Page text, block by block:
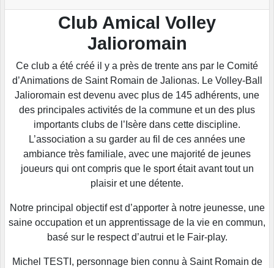
Club Amical Volley
Jalioromain
Ce club a été créé il y a près de trente ans par le Comité
d’Animations de Saint Romain de Jalionas. Le Volley-Ball
Jalioromain est devenu avec plus de 145 adhérents, une
des principales activités de la commune et un des plus
importants clubs de l’Isère dans cette discipline.
L’association a su garder au fil de ces années une
ambiance très familiale, avec une majorité de jeunes
joueurs qui ont compris que le sport était avant tout un
plaisir et une détente.
Notre principal objectif est d’apporter à notre jeunesse, une
saine occupation et un apprentissage de la vie en commun,
basé sur le respect d’autrui et le Fair-play.
Michel TESTI, personnage bien connu à Saint Romain de